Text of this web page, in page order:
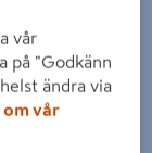
vår
på "Godkänn
ändra via
om vår